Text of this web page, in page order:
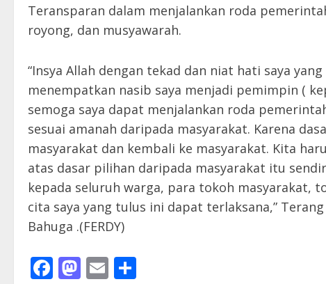
Teransparan dalam menjalankan roda
royong, dan musyawarah.
“Insya Allah dengan tekad dan niat hati saya
menempatkan nasib saya menjadi pemimpin (
semoga saya dapat menjalankan roda
sesuai amanah daripada masyarakat. Karena
masyarakat dan kembali ke masyarakat. Kita
atas dasar pilihan daripada masyarakat itu
kepada seluruh warga, para tokoh masyarakat,
cita saya yang tulus ini dapat terlaksana,”
Bahuga .(FERDY)
Facebook
Mastodon
Email